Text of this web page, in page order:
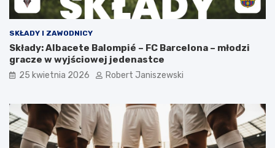
SKŁADY I ZAWODNICY
Składy: Albacete Balompié – FC Barcelona – młodzi
gracze w wyjściowej jedenastce
25 kwietnia 2026 Robert Janiszewski